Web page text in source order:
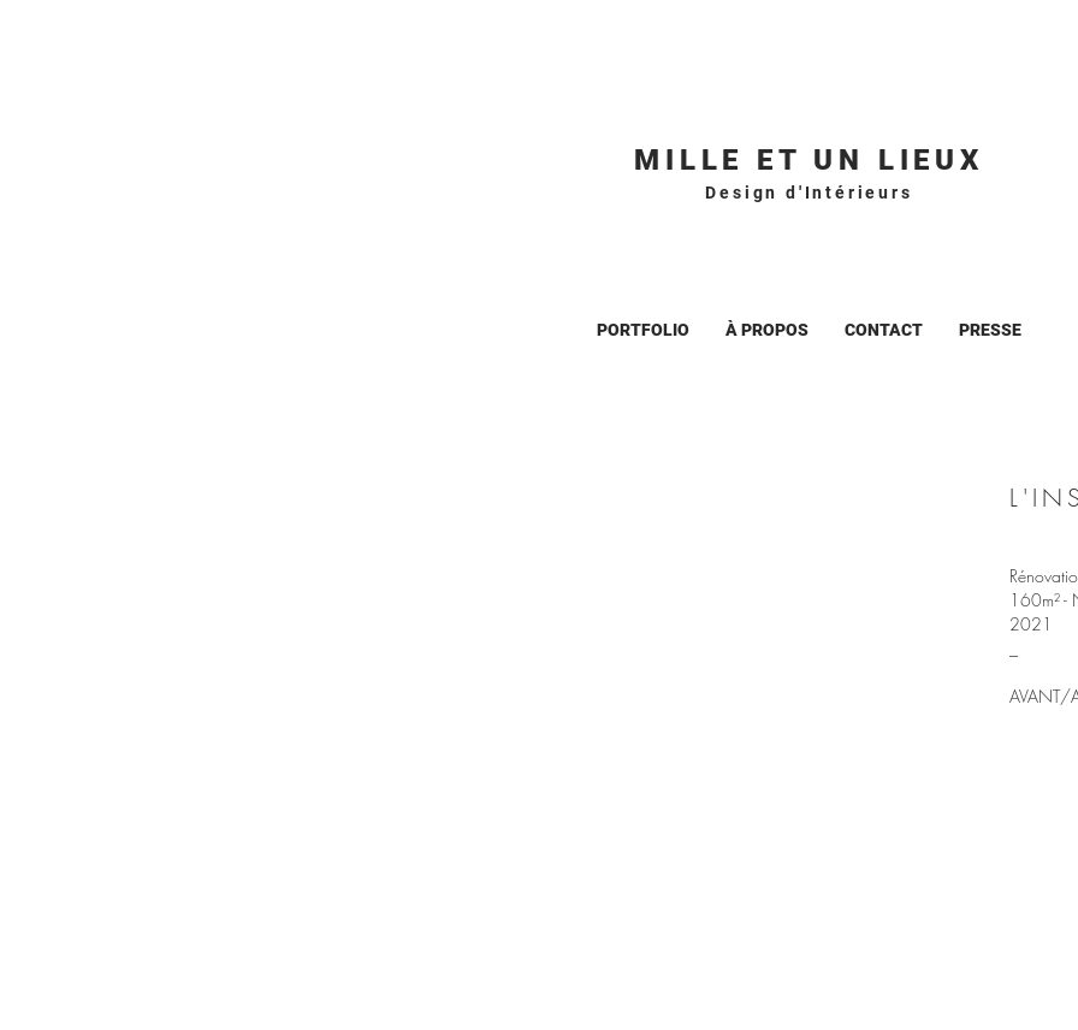
MILLE ET UN LIEUX
Design d'Intérieurs
PORTFOLIO À PROPOS CONTACT PRESSE
160m² -
2021
AVANT/